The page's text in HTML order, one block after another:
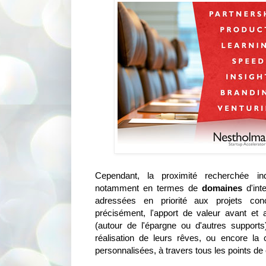
Cependant, la proximité recherchée
notamment en termes de domaines
adressées en priorité aux projets
précisément, l'apport de valeur avant et
(autour de l'épargne ou d'autres
réalisation de leurs rêves, ou encore la
personnalisées, à travers tous les points